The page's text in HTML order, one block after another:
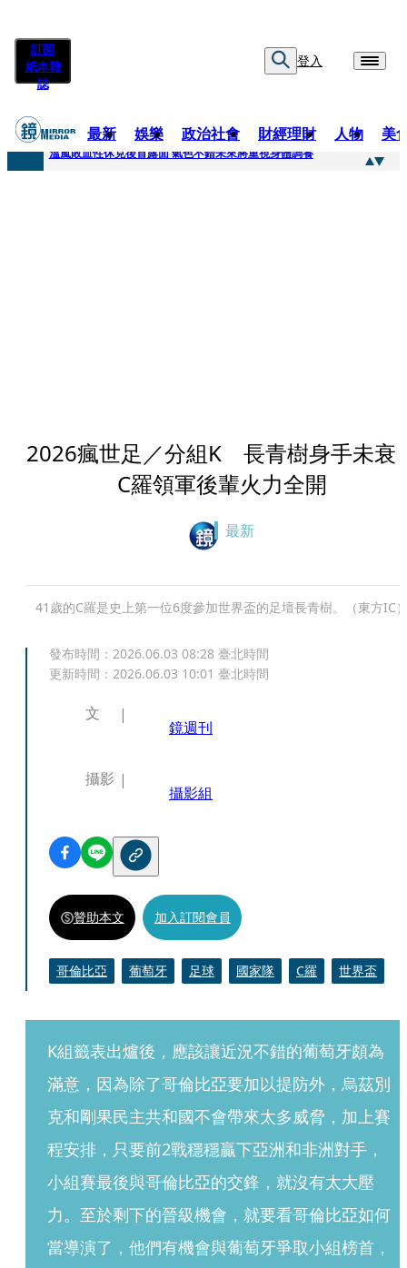
訂閱
紙本雜
誌
登入
最新 娛樂 政治社會 財經理財 人物 美
快訊
溫嵐敗血性休克後首露面 氣色不錯未來將重視身體調養
2026瘋世足／分組K 長青樹身手未
C羅領軍後輩火力全開
最新
41歲的C羅是史上第一位6度參加世界盃的足壇長青樹。（東方IC
發布時間： 2026.06.03 08:28 臺北時間
更新時間： 2026.06.03 10:01 臺北時間
文
鏡週刊
攝影
攝影組
贊助本文 加入訂閱會員
哥倫比亞 葡萄牙 足球 國家隊 C羅 世界盃
K組籤表出爐後，應該讓近況不錯的葡萄牙頗為
滿意，因為除了哥倫比亞要加以提防外，烏茲別
克和剛果民主共和國不會帶來太多威脅，加上賽
程安排，只要前2戰穩穩贏下亞洲和非洲對手，
小組賽最後與哥倫比亞的交鋒，就沒有太大壓
力。至於剩下的晉級機會，就要看哥倫比亞如何
當導演了，他們有機會與葡萄牙爭取小組榜首，